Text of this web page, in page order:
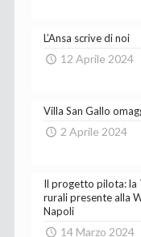
L’Ansa scrive di noi
12 Aprile 2024
Villa San Gallo
2 Aprile 2024
Il progetto pilota: la
rurali presente alla
Napoli
14 Marzo 2024